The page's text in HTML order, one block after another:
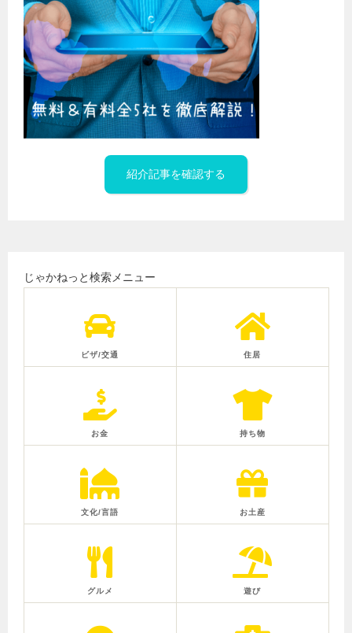
紹介記事を確認する
じゃかねっと検索メニュー
ビザ/交通 住居
お金 持ち物
文化/言語 お土産
グルメ 遊び